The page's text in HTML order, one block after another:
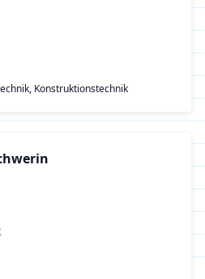
Konstruktionstechnik